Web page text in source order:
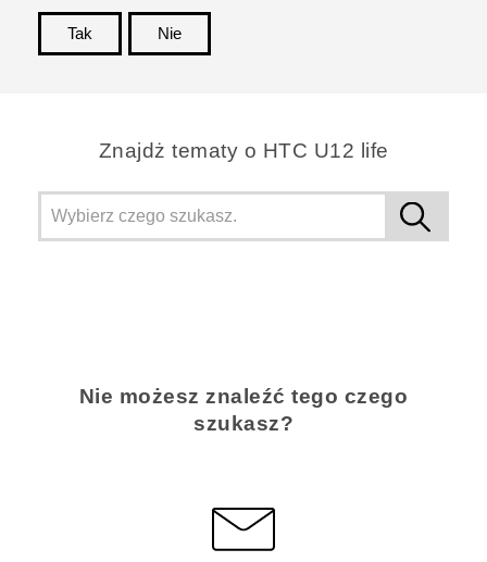
Tak
Nie
Znajdż tematy o HTC U12 life
Nie możesz znaleźć tego czego
szukasz?